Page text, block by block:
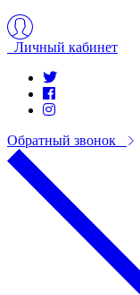
Личный кабинет
Обратный звонок